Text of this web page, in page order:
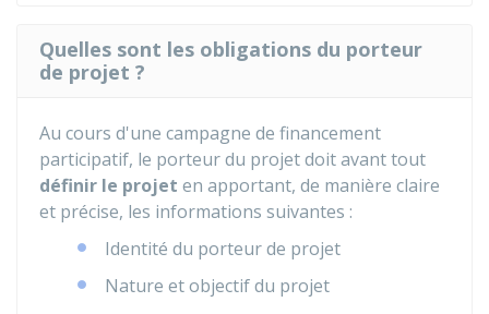
Quelles sont les obligations du porteur
de projet ?
Au cours d'une campagne de financement
participatif, le porteur du projet doit avant tout
définir le projet en apportant, de manière claire
et précise, les informations suivantes :
Identité du porteur de projet
Nature et objectif du projet